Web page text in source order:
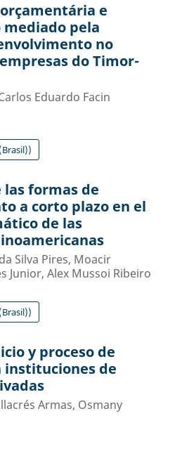
e
pela
no
do Timor-
Eduardo Facin
formas de
a corto plazo en el
de las
Silva Pires, Moacir
Junior, Alex Mussoi Ribeiro
y proceso de
instituciones de
Armas, Osmany